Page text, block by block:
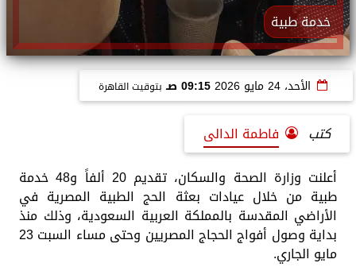
خدمة طبية
الأحد، 24 مايو 2026 09:15 صـ بتوقيت القاهرة
كتب
فاطمة الدالى
أعلنت وزارة الصحة والسكان، تقديم 20 ألفاً و48 خدمة
طبية من خلال عيادات بعثة الحج الطبية المصرية في
الأراضي المقدسة بالمملكة العربية السعودية، وذلك منذ
بداية وصول أفواج الحجاج المصريين وحتى مساء السبت 23
مايو الجاري.